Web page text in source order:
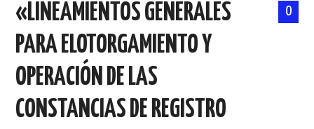
0
«LINEAMIENTOS GENERALES
PARA ELOTORGAMIENTO Y
OPERACIÓN DE LAS
CONSTANCIAS DE REGISTRO